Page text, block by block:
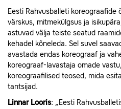
Eesti Rahvusballeti koreograafide
värskus, mitmekülgsus ja
astuvad välja teiste seatud
kehadel kõneleda. Sel suvel
avastada endas koreograaf ja
koreograaf-lavastaja omade
koreograafilised teosed, mida
tantsijad.
Linnar Looris: „Eesti